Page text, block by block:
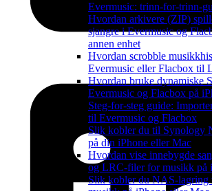
Evermusic: trinn-for-trinn-
Hvordan arkivere (ZIP)
sjangre i Evermusic og
annen enhet
Hvordan scrobble
Evermusic eller Flacbox til
Hvordan bruke dynamiske
Evermusic og Flacbox på
Steg-for-steg guide:
til Evermusic og Flacbox
Slik kobler du til Synology
på din iPhone eller Mac
Hvordan vise innebygde
og LRC-filer for musikk på
Slik kobler du NAS-